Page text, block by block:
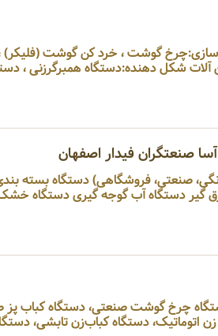
سازی:چرخ گوشت ، خرد کن گوشت
کاتر ، فلیکر -ماشین آلات شکل دهنده:دستگاه
صنعتگران فیدار اصفهان
(خانگی، صنعتی، فروشگاهی) دستگاه بسته
گیر دستگاه آب گوجه گیری دستگاه
چرخ گوشت صنعتی، دستگاه کباب پز
زن اتوماتیک، دستگاه کباب‌زن تابشی،